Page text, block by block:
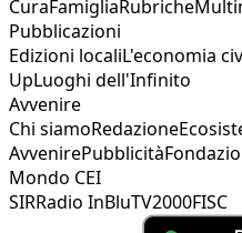
CuraFamigliaRubriche
Pubblicazioni
Edizioni localiL'economia
UpLuoghi dell'Infinito
Avvenire
Chi siamoRedazione
AvvenirePubblicità
Mondo CEI
SIRRadio InBluTV2000FISC